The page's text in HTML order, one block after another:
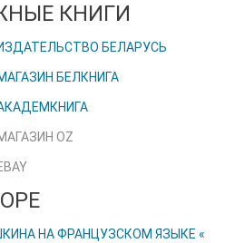
КНИГИ
ИЗДАТЕЛЬСТВО БЕЛАРУСЬ
МАГАЗИН БЕЛКНИГА
АКАДЕМКНИГА
OZ
НА ФРАНЦУЗСКОМ ЯЗЫКЕ «